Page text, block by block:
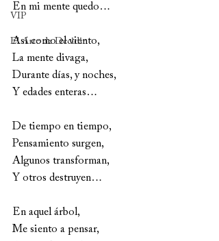
VIP
El Arte de Decidir
En mi mente quedo…
Así como el viento,
La mente divaga,
Durante días, y noches,
Y edades enteras…
De tiempo en tiempo,
Pensamiento surgen,
Algunos transforman,
Y otros destruyen…
En aquel árbol,
Me siento a pensar,